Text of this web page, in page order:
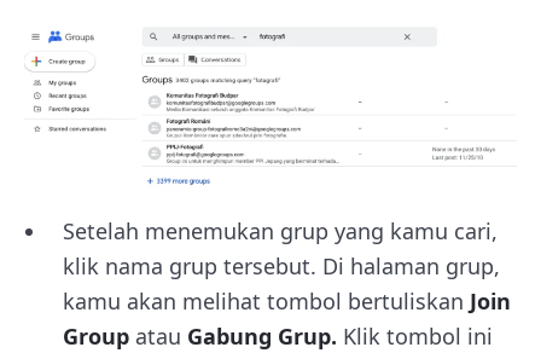
Setelah menemukan grup yang kamu cari,
klik nama grup tersebut. Di halaman grup,
kamu akan melihat tombol bertuliskan Join
Group atau Gabung Grup. Klik tombol ini